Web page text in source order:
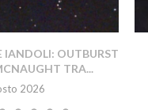
IANDOLI: OUTBURST
TRA...
2026